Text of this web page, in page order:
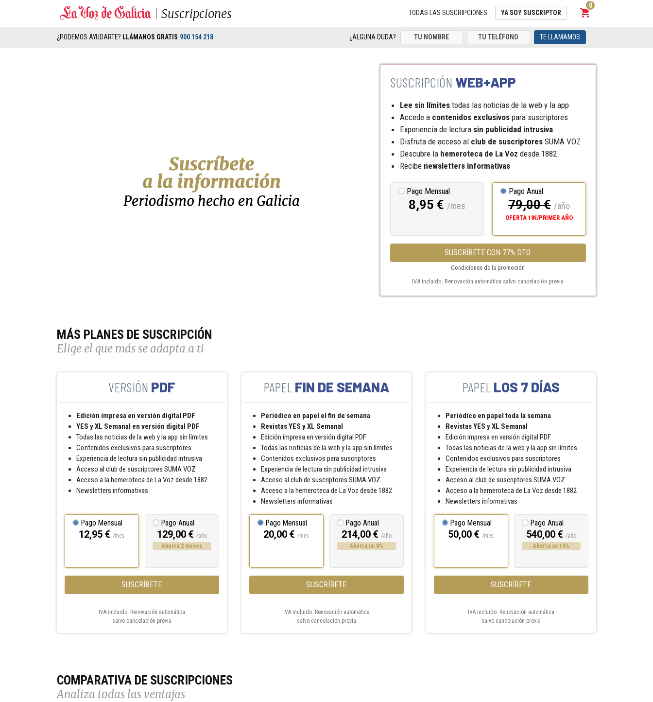
Suscripciones TODAS LAS SUSCRIPCIONES YA SOY SUSCRIPTOR shopping_cart
Carrito
0
¿PODEMOS AYUDARTE? LLÁMANOS GRATIS 900 154 218 ¿ALGUNA DUDA? TE LLAMAMOS
WEB+APP
Lee sin límitestodas las noticias de la web y la app
Accede acontenidos exclusivospara suscriptores
Experiencia de lecturasin publicidad intrusiva
Disfruta de acceso alclub de suscriptoresSUMA VOZ
Descubre lahemerotecade La Voz desde 1882
Recibe newsletters informativas
Pago Mensual
8,95 € /mes
Pago Anual
79,00 € /año
OFERTA 18€/PRIMER AÑO
SUSCRÍBETE CON 77% DTO.
Condiciones de la promoción
IVA incluido. Renovación automática salvo cancelación previa
MÁS PLANES DE SUSCRIPCIÓN
Elige el que más se adapta a ti
PDF
Edición impresa en versión digital PDF
YES y XL Semanal en versión digital PDF
Todas las noticias de la web y la app sin límites
Contenidos exclusivos para suscriptores
Experiencia de lectura sin publicidad intrusiva
Acceso al club de suscriptores SUMA VOZ
Acceso a la hemeroteca de La Voz desde 1882
Newsletters informativas
Pago Mensual
12,95 €/mes
Pago Anual
129,00 €/año
Ahorra 2 meses
SUSCRÍBETE
IVA incluido. Renovación automática
salvo cancelación previa
FIN DE SEMANA
Periódico en papel el fin de semana
Revistas YES y XL Semanal
Edición impresa en versión digital PDF
Todas las noticias de la web y la app sin límites
Contenidos exclusivos para suscriptores
Experiencia de lectura sin publicidad intrusiva
Acceso al club de suscriptores SUMA VOZ
Acceso a la hemeroteca de La Voz desde 1882
Newsletters informativas
Pago Mensual
20,00 €/mes
Pago Anual
214,00 €/año
Ahorra un 8%
SUSCRÍBETE
IVA incluido. Renovación automática
salvo cancelación previa
LOS 7 DÍAS
Periódico en papel toda la semana
Revistas YES y XL Semanal
Edición impresa en versión digital PDF
Todas las noticias de la web y la app sin límites
Contenidos exclusivos para suscriptores
Experiencia de lectura sin publicidad intrusiva
Acceso al club de suscriptores SUMA VOZ
Acceso a la hemeroteca de La Voz desde 1882
Newsletters informativas
Pago Mensual
50,00 €/mes
Pago Anual
540,00 €/año
Ahorra un 10%
SUSCRÍBETE
IVA incluido. Renovación automática
salvo cancelación previa
COMPARATIVA DE SUSCRIPCIONES
Analiza todas las ventajas